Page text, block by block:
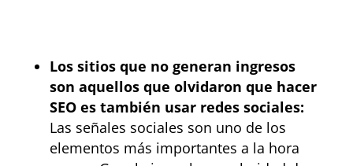
Los sitios que no generan ingresos
son aquellos que olvidaron que hacer
SEO es también usar redes sociales:
Las señales sociales son uno de los
elementos más importantes a la hora